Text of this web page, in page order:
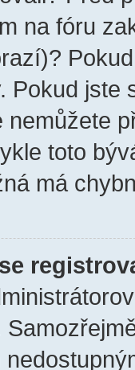
na fóru
Pokud jste
nemůžete
toto
má